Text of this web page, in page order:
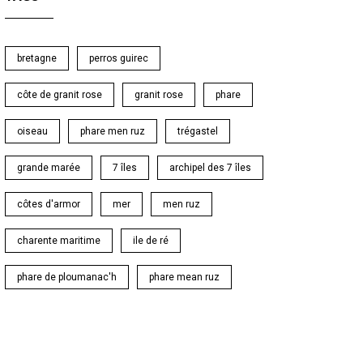
bretagne perros guirec
côte de granit rose granit rose phare
oiseau phare men ruz trégastel
grande marée 7 îles archipel des 7 îles
côtes d'armor mer men ruz
charente maritime ile de ré
phare de ploumanac'h phare mean ruz